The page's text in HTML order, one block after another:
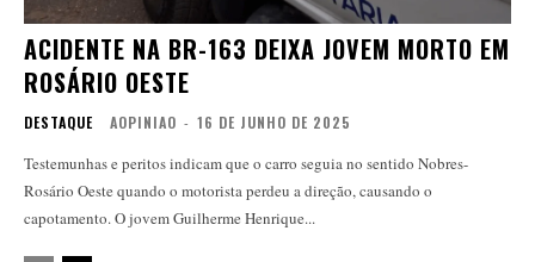
ACIDENTE NA BR-163 DEIXA JOVEM MORTO EM
ROSÁRIO OESTE
DESTAQUE AOPINIAO - 16 DE JUNHO DE 2025
Testemunhas e peritos indicam que o carro seguia no sentido Nobres-
Rosário Oeste quando o motorista perdeu a direção, causando o
capotamento. O jovem Guilherme Henrique...